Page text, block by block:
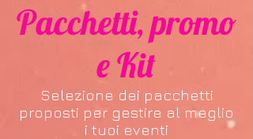
Pacchetti, promo
e Kit
Selezione dei pacchetti
proposti per gestire al meglio
i tuoi eventi